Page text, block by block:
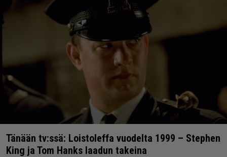
Tänään tv:ssä: Loistoleffa vuodelta 1999 – Stephen
King ja Tom Hanks laadun takeina